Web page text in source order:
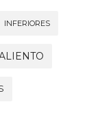
INFERIORES